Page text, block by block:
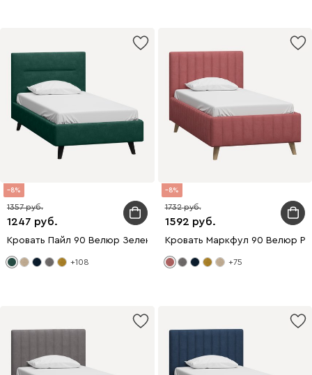
8
1247
1357
Кровать Пайл 90 Велюр Зеленый
+108
8
1592
1732
Кровать Маркфул 90 Велюр
+75